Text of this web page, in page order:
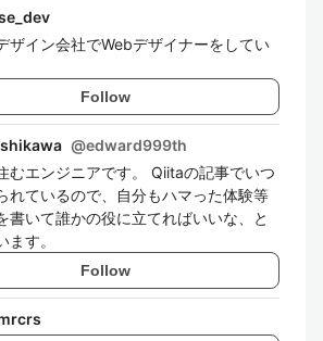
ザイン会社でWebデザイナーをしてい
Follow
@edward999th
むエンジニアです。 Qiitaの記事でいつ
れているので、自分もハマった体験等
書いて誰かの役に立てればいいな、と
ます。
Follow